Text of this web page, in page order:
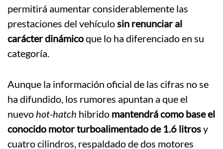
permitirá aumentar considerablemente las
prestaciones del vehículo sin renunciar al
carácter dinámicoque lo ha diferenciado en su
categoría.
Aunque la información oficial de las cifras no se
ha difundido, los rumores apuntan a que el
nuevo hot-hatch hibrido mantendrá como base el
conocido motor turboalimentado de 1.6 litrosy
cuatro cilindros, respaldado de dos motores